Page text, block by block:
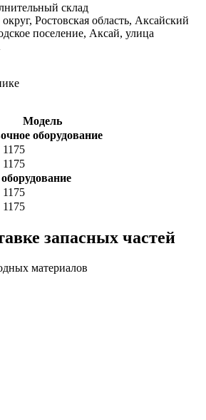
склад
Ростовская область, Аксайский
поселение, Аксай, улица
Модель
оборудование
1175
1175
1175
1175
запасных частей
материалов